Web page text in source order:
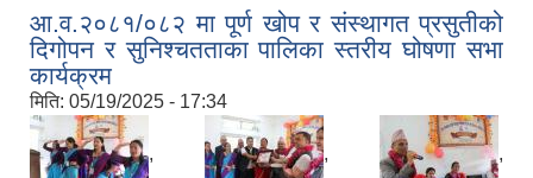
आ.व.२०८१/०८२ मा पूर्ण खोप र संस्थागत प्रसुतीको
दिगोपन र सुनिश्चतताका पालिका स्तरीय घोषणा सभा
कार्यक्रम
मिति: 05/19/2025 - 17:34
, , ,